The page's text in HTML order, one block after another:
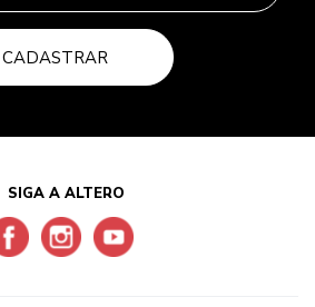
CADASTRAR
SIGA A ALTERO